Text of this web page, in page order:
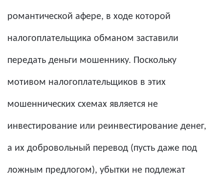
романтической афере, в ходе которой
налогоплательщика обманом заставили
передать деньги мошеннику. Поскольку
мотивом налогоплательщиков в этих
мошеннических схемах является не
инвестирование или реинвестирование денег,
а их добровольный перевод (пусть даже под
ложным предлогом), убытки не подлежат